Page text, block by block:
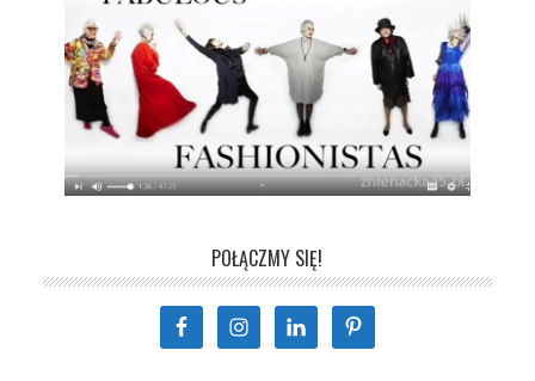
POŁĄCZMY SIĘ!